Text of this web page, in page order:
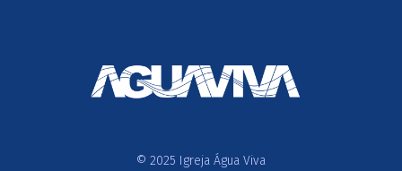
© 2025 Igreja Água Viva